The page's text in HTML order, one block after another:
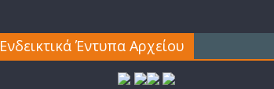
Ενδεικτικά Έντυπα Αρχείου